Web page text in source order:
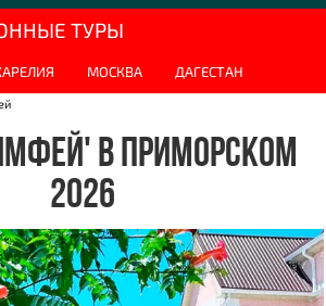
ТУРЫ
МОСКВА ДАГЕСТАН
В ПРИМОРСКОМ
2026